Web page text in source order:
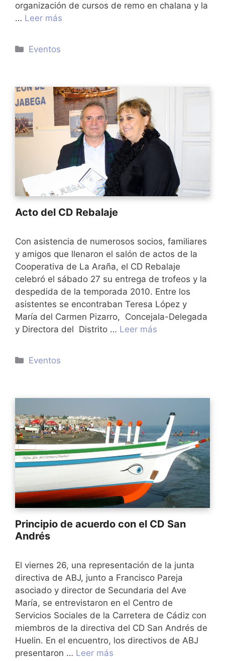
organización de cursos de remo en chalana y la
… Leer más
Categorías
Eventos
Acto del CD Rebalaje
Con asistencia de numerosos socios, familiares
y amigos que llenaron el salón de actos de la
Cooperativa de La Araña, el CD Rebalaje
celebró el sábado 27 su entrega de trofeos y la
despedida de la temporada 2010. Entre los
asistentes se encontraban Teresa López y
María del Carmen Pizarro, Concejala-Delegada
y Directora del Distrito … Leer más
Categorías
Eventos
Principio de acuerdo con el CD San
Andrés
El viernes 26, una representación de la junta
directiva de ABJ, junto a Francisco Pareja
asociado y director de Secundaria del Ave
María, se entrevistaron en el Centro de
Servicios Sociales de la Carretera de Cádiz con
miembros de la directiva del CD San Andrés de
Huelin. En el encuentro, los directivos de ABJ
presentaron … Leer más